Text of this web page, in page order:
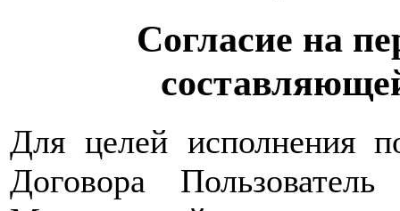
Согласие на
Для целей исполнения
Договора